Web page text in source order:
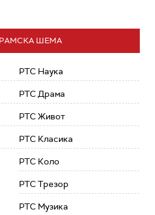
ШЕМА
РТС Наука
РТС Драма
РТС Живот
РТС Класика
РТС Коло
РТС Трезор
РТС Музика